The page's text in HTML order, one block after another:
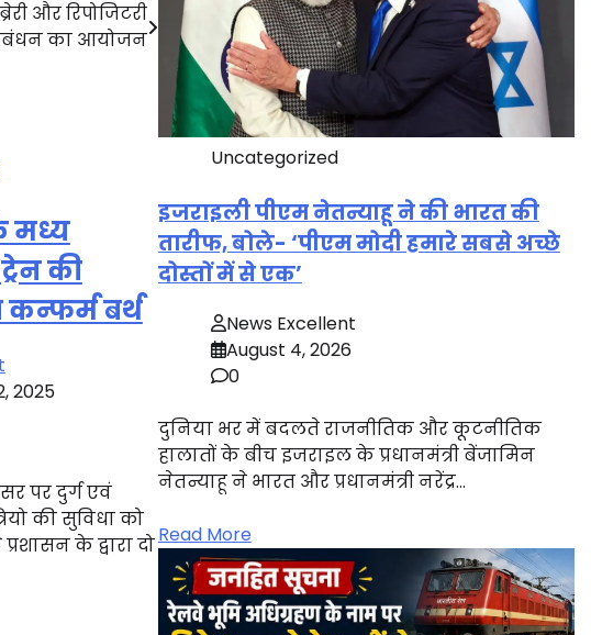
और रिपोजिटरी
का आयोजन
मध्य
की
बर्थ
2025
पर दुर्ग एवं
की सुविधा को
के द्वारा दो
Uncategorized
इजराइली पीएम नेतन्याहू ने की भारत की
तारीफ, बोले- ‘पीएम मोदी हमारे सबसे अच्छे
दोस्तों में से एक’
News Excellent
August 4, 2026
0
दुनिया भर में बदलते राजनीतिक और कूटनीतिक
हालातों के बीच इजराइल के प्रधानमंत्री बेंजामिन
नेतन्याहू ने भारत और प्रधानमंत्री नरेंद्र…
Read More